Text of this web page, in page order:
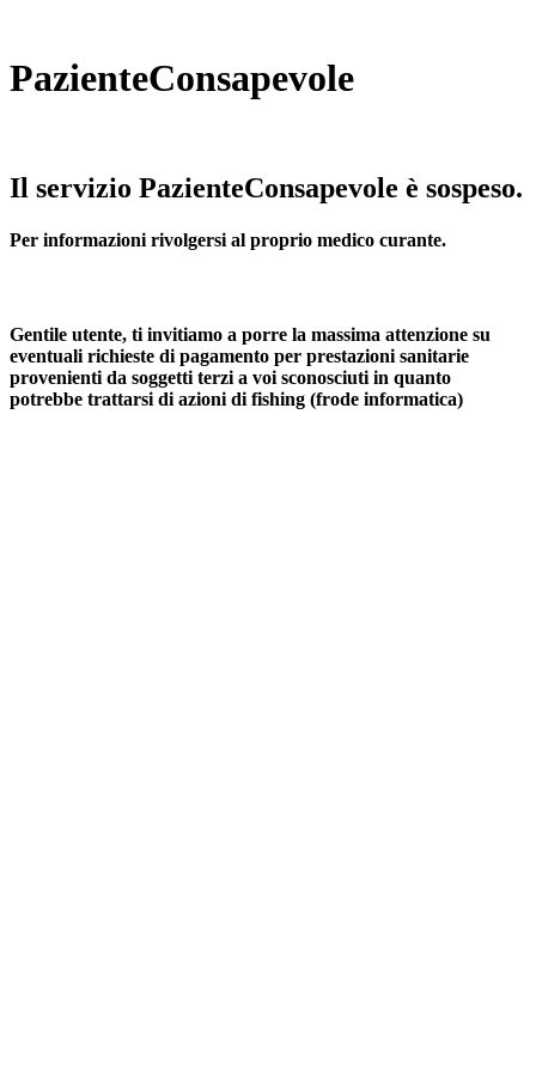
PazienteConsapevole
Il servizio PazienteConsapevole è sospeso.
Per informazioni rivolgersi al proprio medico curante.
Gentile utente, ti invitiamo a porre la massima attenzione su
eventuali richieste di pagamento per prestazioni sanitarie
provenienti da soggetti terzi a voi sconosciuti in quanto
potrebbe trattarsi di azioni di fishing (frode informatica)